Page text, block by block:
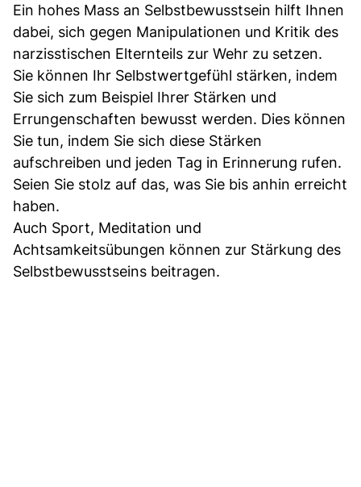
Ein hohes Mass an Selbstbewusstsein hilft Ihnen
dabei, sich gegen Manipulationen und Kritik des
narzisstischen Elternteils zur Wehr zu setzen.
Sie können Ihr Selbstwertgefühl stärken, indem
Sie sich zum Beispiel Ihrer Stärken und
Errungenschaften bewusst werden. Dies können
Sie tun, indem Sie sich diese Stärken
aufschreiben und jeden Tag in Erinnerung rufen.
Seien Sie stolz auf das, was Sie bis anhin erreicht
haben.
Auch Sport, Meditation und
Achtsamkeitsübungen können zur Stärkung des
Selbstbewusstseins beitragen.